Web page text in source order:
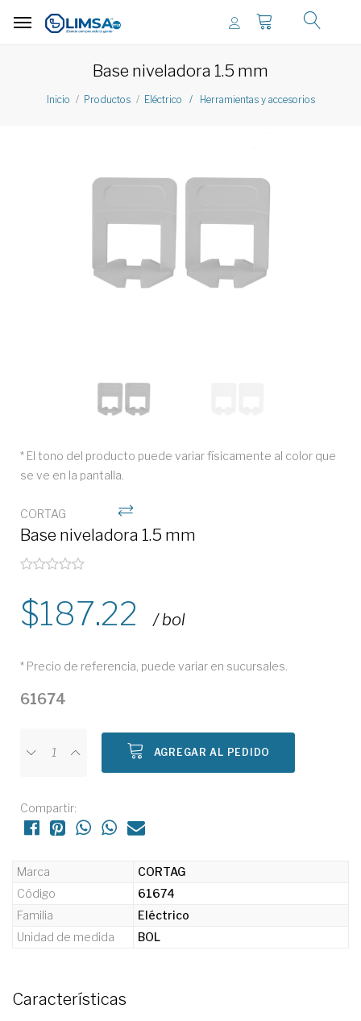
Base niveladora 1.5 mm
Inicio Productos Eléctrico / Herramientas y accesorios
* El tono del producto puede variar físicamente al color que
se ve en la pantalla.
CORTAG
Base niveladora 1.5 mm
187.22 / bol
* Precio de referencia, puede variar en sucursales.
61674
AGREGAR AL PEDIDO
Compartir:
Marca
CORTAG
Código
61674
Familia
Eléctrico
Unidad de medida
BOL
Características